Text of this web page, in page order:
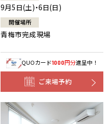
9月5日(土)・6日(日)
開催場所
青梅市完成現場
QUOカード1000円分進呈中！
ご来場予約